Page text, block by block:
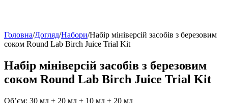
Головна/Догляд/Набори/Набір мініверсій засобів з березовим
соком Round Lab Birch Juice Trial Kit
Набір мініверсій засобів з березовим
соком Round Lab Birch Juice Trial Kit
Об’єм: 30 мл + 20 мл + 10 мл + 20 мл